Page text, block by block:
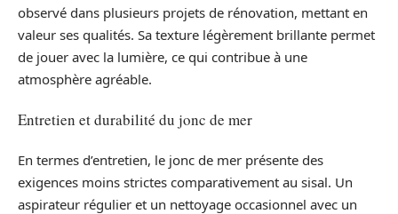
observé dans plusieurs projets de rénovation, mettant en
valeur ses qualités. Sa texture légèrement brillante permet
de jouer avec la lumière, ce qui contribue à une
atmosphère agréable.
Entretien et durabilité du jonc de mer
En termes d’entretien, le jonc de mer présente des
exigences moins strictes comparativement au sisal. Un
aspirateur régulier et un nettoyage occasionnel avec un